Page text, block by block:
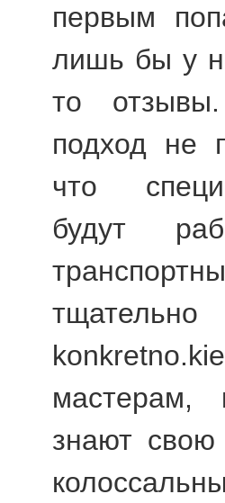
первым
лишь бы у
то
подход не
что
будут
тщательно
мастерам,
знают